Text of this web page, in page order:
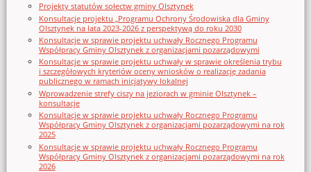
Projekty statutów sołectw gminy Olsztynek
Konsultacje projektu „Programu Ochrony Środowiska dla Gminy
Olsztynek na lata 2023-2026 z perspektywą do roku 2030
Konsultacje w sprawie projektu uchwały Rocznego Programu
Współpracy Gminy Olsztynek z organizacjami pozarządowymi
Konsultacje w sprawie projektu uchwały w sprawie określenia trybu
i szczegółowych kryteriów oceny wniosków o realizację zadania
publicznego w ramach inicjatywy lokalnej
Wprowadzenie strefy ciszy na jeziorach w gminie Olsztynek –
konsultacje
Konsultacje w sprawie projektu uchwały Rocznego Programu
Współpracy Gminy Olsztynek z organizacjami pozarządowymi na rok
2025
Konsultacje w sprawie projektu uchwały Rocznego Programu
Współpracy Gminy Olsztynek z organizacjami pozarządowymi na rok
2026